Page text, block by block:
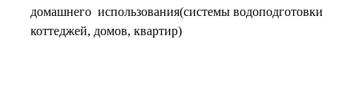
домашнего использования(системы водоподготовки
коттеджей, домов, квартир)